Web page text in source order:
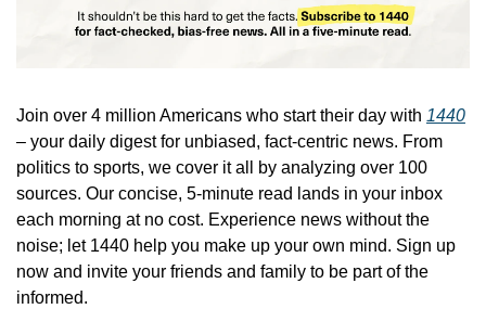
Join over 4 million Americans who start their day with 1440
– your daily digest for unbiased, fact-centric news. From
politics to sports, we cover it all by analyzing over 100
sources. Our concise, 5-minute read lands in your inbox
each morning at no cost. Experience news without the
noise; let 1440 help you make up your own mind. Sign up
now and invite your friends and family to be part of the
informed.